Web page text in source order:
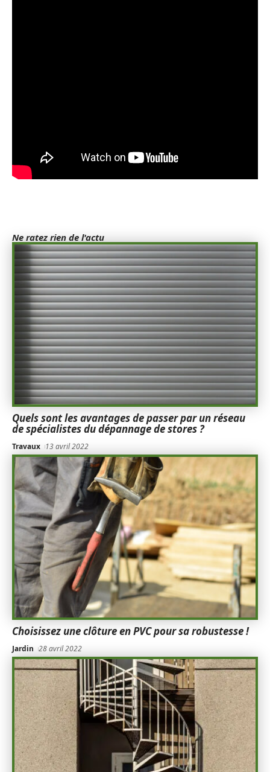
Ne ratez rien de l'actu
Quels sont les avantages de passer par un réseau
de spécialistes du dépannage de stores ?
Travaux 13 avril 2022
Choisissez une clôture en PVC pour sa robustesse !
Jardin 28 avril 2022